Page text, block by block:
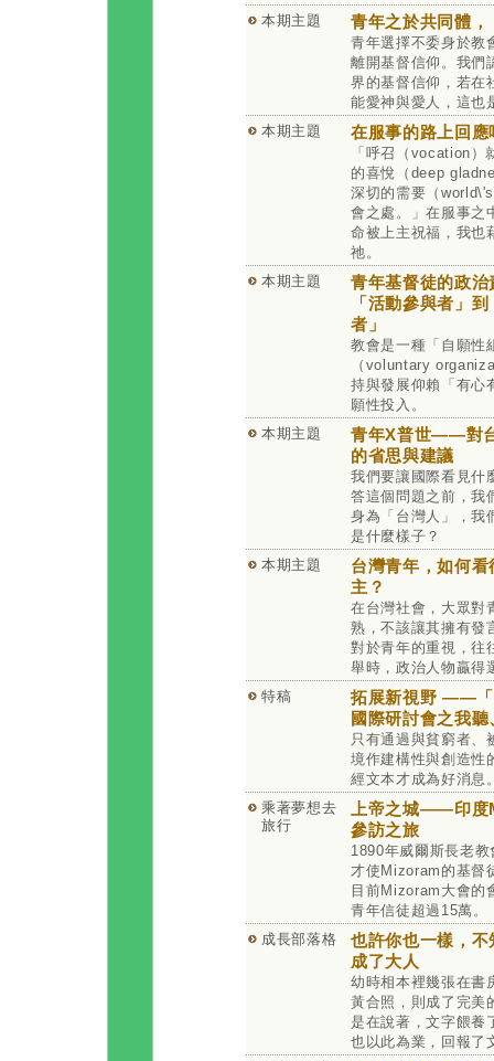
本期主題 青年之於共同體，
青年選擇不委身於教
離開基督信仰。我們
界的基督信仰，若在
能愛神與愛人，這也
本期主題
在服事的路上回應
「呼召（vocation）
的喜悅（deep
深切的需要（
會之處。」在服事之
命被上主祝福，我也
祂。
本期主題
青年基督徒的政治
「活動參與者」
者」
教會是一種「自願性
（voluntary
持與發展仰賴「有心
願性投入。
本期主題
青年X普世——對
的省思與建議
我們要讓國際看見什
答這個問題之前，我
身為「台灣人」，我
是什麼樣子？
本期主題
台灣青年，如何
主？
在台灣社會，大眾對
熟，不該讓其擁有發
對於青年的重視，往
舉時，政治人物贏得
特稿
拓展新視野 ——「
國際研討會之我聽
只有通過與貧窮者、
境作建構性與創造性
經文本才成為好消息
乘著夢想去
旅行
上帝之城——印
參訪之旅
1890年威爾斯長老
才使Mizoram的基督
目前Mizoram大會的
青年信徒超過15萬。
成長部落格
也許你也一樣，不
成了大人
幼時相本裡幾張在書
黃合照，則成了完美
是在說著，文字餵養
也以此為業，回報了